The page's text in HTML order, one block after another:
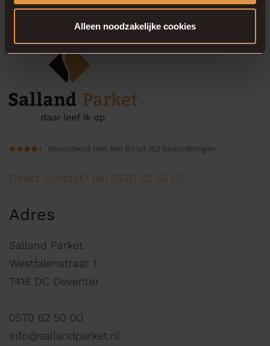
Alleen noodzakelijke cookies
Beoordeeld met een 9.1 uit 152 beoordelingen
Direct contact? Bel 0570 62 50 00
Adres
Salland Parket
Westfalenstraat 1
7418 DC Deventer
0570 62 50 00
info@sallandparket.nl